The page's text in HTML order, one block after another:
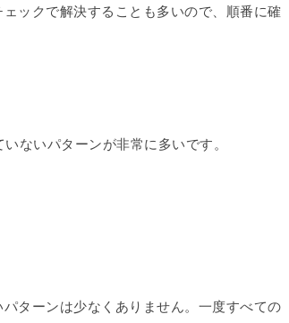
ックで解決することも多いので、順番に確
ないパターンが非常に多いです。
ターンは少なくありません。一度すべての